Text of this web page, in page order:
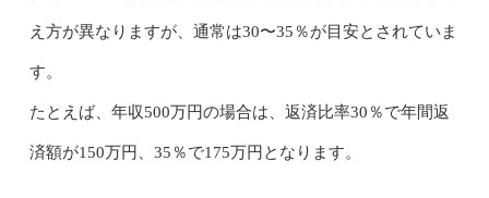
え方が異なりますが、通常は30〜35％が目安とされていま
す。
たとえば、年収500万円の場合は、返済比率30％で年間返
済額が150万円、35％で175万円となります。